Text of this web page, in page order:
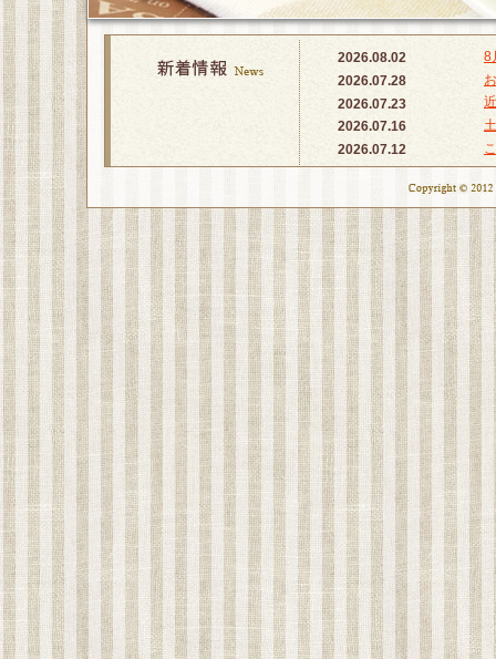
2026.08.02
8
2026.07.28
2026.07.23
2026.07.16
2026.07.12